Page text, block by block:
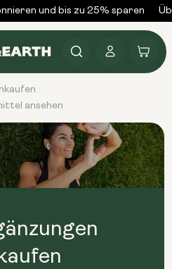
und bis zu 25% sparen
AnmeldenWarenkorb
ansehen